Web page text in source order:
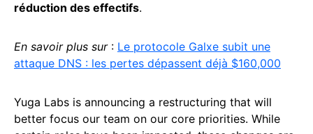
réduction des effectifs.
En savoir plus sur: Le protocole Galxe subit une
attaque DNS : les pertes dépassent déjà $160,000
Yuga Labs is announcing a restructuring that will
better focus our team on our core priorities. While